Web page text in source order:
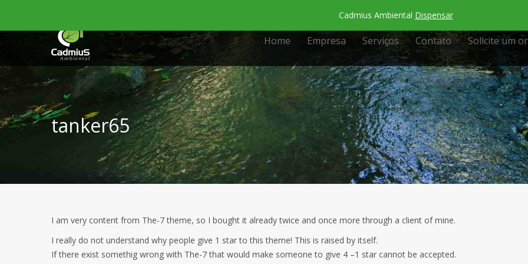
Home Empresa Serviços Contato Solicite um
tanker65
I am very content from The-7 theme, so I bought it already twice and once more through a client of mine.
I really do not understand why people give 1 star to this theme! This is raised by itself.
If there exist somethig wrong with The-7 that would make someone to give 4 –1 star cannot be accepted.
Cadmius Ambiental Dispensar